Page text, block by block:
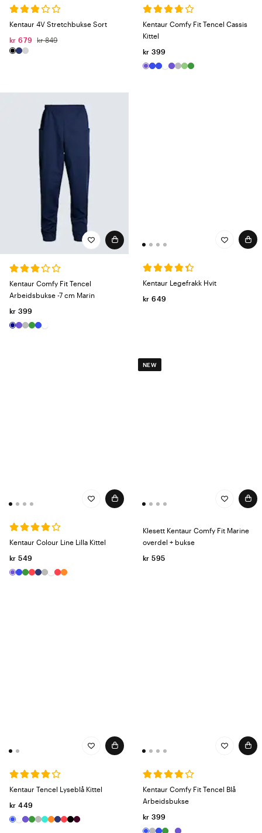
Kentaur 4V Stretchbukse Sort
kr 679
kr 849
Kentaur Comfy Fit Tencel Cassis
Kittel
kr 399
Kentaur Comfy Fit Tencel
Arbeidsbukse -7 cm Marin
kr 399
Kentaur Legefrakk Hvit
kr 649
Kentaur Colour Line Lilla Kittel
kr 549
NEW
Klesett Kentaur Comfy Fit Marine
overdel + bukse
kr 595
Kentaur Tencel Lyseblå Kittel
kr 449
Kentaur Comfy Fit Tencel Blå
Arbeidsbukse
kr 399